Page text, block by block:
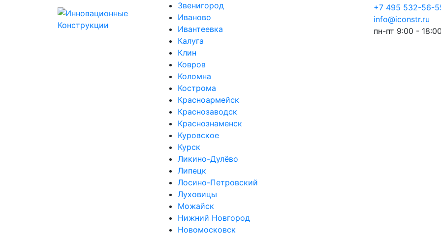
Звенигород
Иваново
Ивантеевка
Калуга
Клин
Ковров
Коломна
Кострома
Красноармейск
Краснозаводск
Краснознаменск
Куровское
Курск
Ликино-Дулёво
Липецк
Лосино-Петровский
Луховицы
Можайск
Нижний Новгород
Новомосковск
+7 495 532-56-
info@iconstr.ru
пн-пт 9:00 -